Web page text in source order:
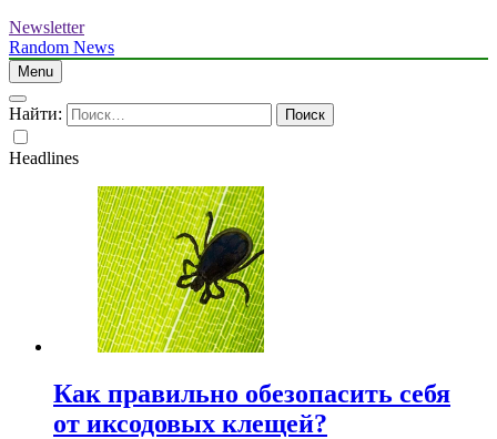
Newsletter
Random News
Menu
Найти:
Headlines
Как правильно обезопасить себя
от иксодовых клещей?